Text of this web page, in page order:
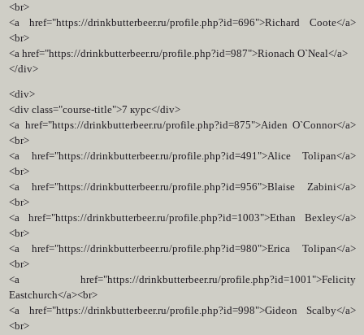
<br>
<a href="https://drinkbutterbeer.ru/profile.php?id=696">Richard Coote</a>
<br>
<a href="https://drinkbutterbeer.ru/profile.php?id=987">Rionach O`Neal</a>
</div>
<div>
<div class="course-title">7 курс</div>
<a href="https://drinkbutterbeer.ru/profile.php?id=875">Aiden O`Connor</a>
<br>
<a href="https://drinkbutterbeer.ru/profile.php?id=491">Alice Tolipan</a>
<br>
<a href="https://drinkbutterbeer.ru/profile.php?id=956">Blaise Zabini</a>
<br>
<a href="https://drinkbutterbeer.ru/profile.php?id=1003">Ethan Bexley</a>
<br>
<a href="https://drinkbutterbeer.ru/profile.php?id=980">Erica Tolipan</a>
<br>
<a href="https://drinkbutterbeer.ru/profile.php?id=1001">Felicity
Eastchurch</a><br>
<a href="https://drinkbutterbeer.ru/profile.php?id=998">Gideon Scalby</a>
<br>